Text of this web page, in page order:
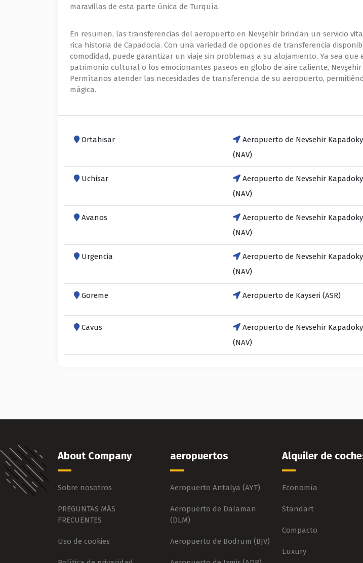
maravillas de esta parte única de Turquía.
En resumen, las transferencias del aeropuerto en Nevşehir brindan un servicio
rica historia de Capadocia. Con una variedad de opciones de transferencia
comodidad, puede garantizar un viaje sin problemas a su alojamiento. Ya sea
patrimonio cultural o los emocionantes paseos en globo de aire caliente,
Permítanos atender las necesidades de transferencia de su aeropuerto,
mágica.
Ortahisar
Aeropuerto de Nevsehir
(NAV)
Uchisar
Aeropuerto de Nevsehir
(NAV)
Avanos
Aeropuerto de Nevsehir
(NAV)
Urgencia
Aeropuerto de Nevsehir
(NAV)
Goreme Aeropuerto de Kayseri (ASR)
Cavus
Aeropuerto de Nevsehir
(NAV)
About Company
Sobre nosotros
PREGUNTAS MÁS
FRECUENTES
Uso de cookies
aeropuertos
Aeropuerto Antalya (AYT)
Aeropuerto de Dalaman
(DLM)
Aeropuerto de Bodrum (BJV)
Alquiler de
Economía
Standart
Compacto
Luxury